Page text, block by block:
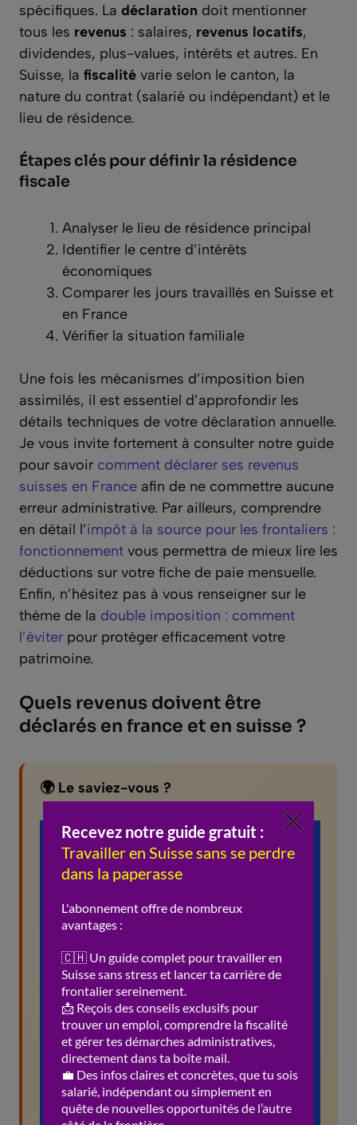
spécifiques. La déclaration doit mentionner
tous les revenus : salaires, revenus locatifs,
dividendes, plus-values, intérêts et autres. En
Suisse, la fiscalité varie selon le canton, la
nature du contrat (salarié ou indépendant) et le
lieu de résidence.
Étapes clés pour définir la résidence
fiscale
Analyser le lieu de résidence principal
Identifier le centre d’intérêts
économiques
Comparer les jours travaillés en Suisse et
en France
Vérifier la situation familiale
Une fois les mécanismes d’imposition bien
assimilés, il est essentiel d’approfondir les
détails techniques de votre déclaration annuelle.
Je vous invite fortement à consulter notre guide
pour savoir comment déclarer ses revenus
suisses en France afin de ne commettre aucune
erreur administrative. Par ailleurs, comprendre
en détail l’impôt à la source pour les frontaliers :
fonctionnement vous permettra de mieux lire les
déductions sur votre fiche de paie mensuelle.
Enfin, n’hésitez pas à vous renseigner sur le
thème de la double imposition : comment
l’éviter pour protéger efficacement votre
patrimoine.
Quels revenus doivent être
déclarés en france et en suisse ?
🌍 Le saviez-vous ?